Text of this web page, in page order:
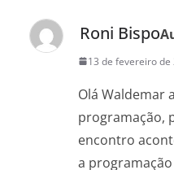
Roni Bispo
13 de fevereiro de
Olá Waldemar
programação,
encontro
a